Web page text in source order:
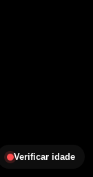
Verificar idade